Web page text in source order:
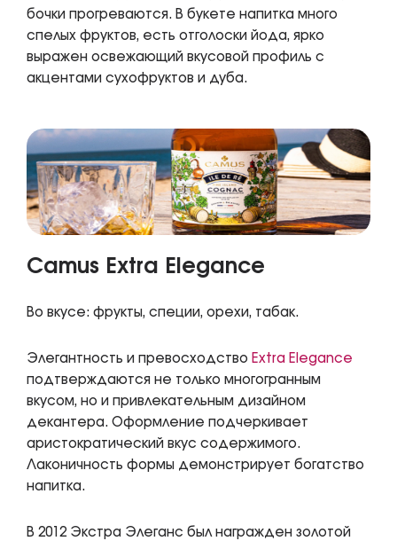
бочки прогреваются. В букете напитка много
спелых фруктов, есть отголоски йода, ярко
выражен освежающий вкусовой профиль с
акцентами сухофруктов и дуба.
Camus Extra Elegance
Во вкусе: фрукты, специи, орехи, табак.
Элегантность и превосходство Extra Elegance
подтверждаются не только многогранным
вкусом, но и привлекательным дизайном
декантера. Оформление подчеркивает
аристократический вкус содержимого.
Лаконичность формы демонстрирует богатство
напитка.
В 2012 Экстра Элеганс был награжден золотой